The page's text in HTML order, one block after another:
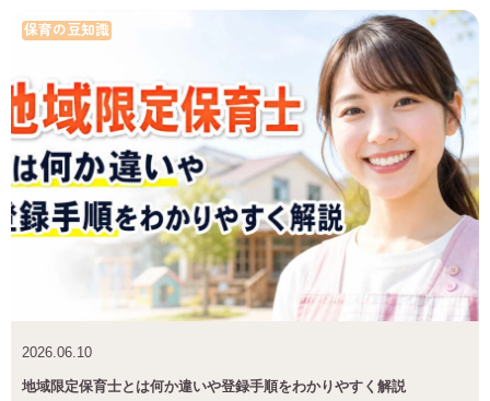
保育の豆知識
2026.06.10
地域限定保育士とは何か違いや登録手順をわかりやすく解説